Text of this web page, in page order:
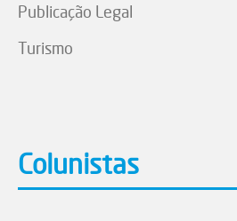
Publicação Legal
Turismo
Colunistas